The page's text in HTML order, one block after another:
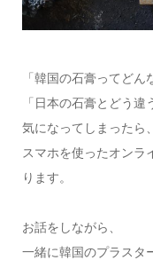
「韓国の石膏ってどん
「日本の石膏とどう違
気になってしまったら、
スマホを使ったオンラ
ります。
お話をしながら、
一緒に韓国のプラスタ